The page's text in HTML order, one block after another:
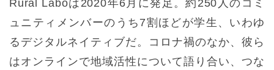
Rural Laboは2020年6月に発足。約250人のコミ
ュニティメンバーのうち7割ほどが学生、いわゆ
るデジタルネイティブだ。コロナ禍のなか、彼ら
はオンラインで地域活性について語り合い、つな